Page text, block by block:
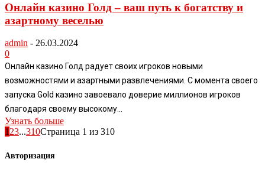
Онлайн казино Голд – ваш путь к богатству и
азартному веселью
admin - 26.03.2024
0
Онлайн казино Голд радует своих игроков новыми
возможностями и азартными развлечениями. С момента своего
запуска Gold казино завоевало доверие миллионов игроков
благодаря своему высокому...
Узнать больше
123...310Страница 1 из 310
Авторизация